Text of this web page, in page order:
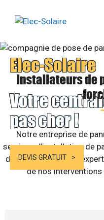
Elec-Solaire
Votre
pas cher !
DEVIS GRATUIT
Installateurs de
Notre entreprise de
services d’installation de
de bâtiments. Notre
de nos